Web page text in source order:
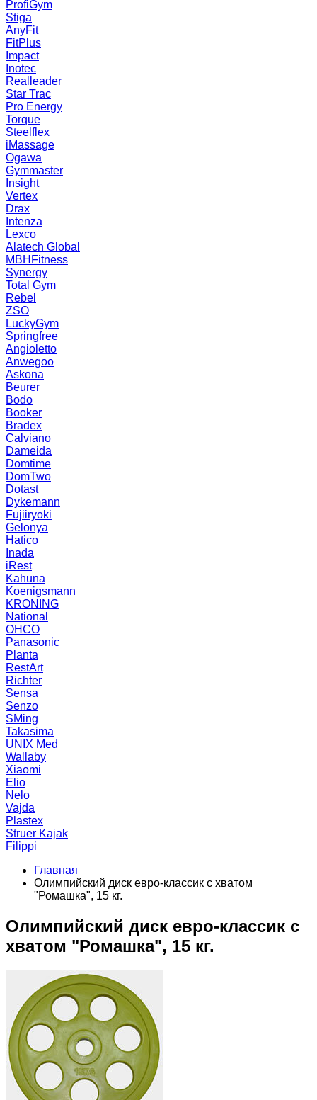
ProfiGym
Stiga
AnyFit
FitPlus
Impact
Inotec
Realleader
Star Trac
Pro Energy
Torque
Steelflex
iMassage
Ogawa
Gymmaster
Insight
Vertex
Drax
Intenza
Lexco
Alatech Global
MBHFitness
Synergy
Total Gym
Rebel
ZSO
LuckyGym
Springfree
Angioletto
Anwegoo
Askona
Beurer
Bodo
Booker
Bradex
Calviano
Dameida
Domtime
DomTwo
Dotast
Dykemann
Fujiiryoki
Gelonya
Hatico
Inada
iRest
Kahuna
Koenigsmann
KRONING
National
OHCO
Panasonic
Planta
RestArt
Richter
Sensa
Senzo
SMing
Takasima
UNIX Med
Wallaby
Xiaomi
Elio
Nelo
Vajda
Plastex
Struer Kajak
Filippi
Главная
Олимпийский диск евро-классик с хватом
"Ромашка", 15 кг.
Олимпийский диск евро-классик с
хватом "Ромашка", 15 кг.